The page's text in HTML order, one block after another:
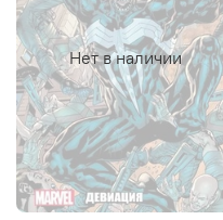
Нет в наличии